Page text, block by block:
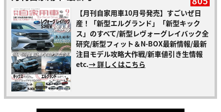
【月刊自家用車10月号発売】すごいぜ日
産！「新型エルグランド」「新型キック
ス」のすべて/新型レヴォーグレイバック全
研究/新型フィット＆N-BOX最新情報/最新
注目モデル攻略大作戦/新車値引き生情報
etc.→ 詳しくはこちら